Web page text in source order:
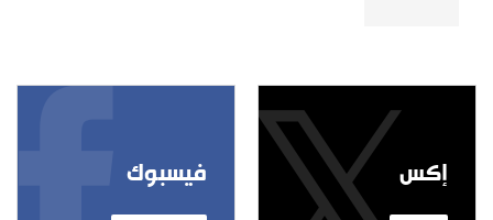
فيسبوك إكس